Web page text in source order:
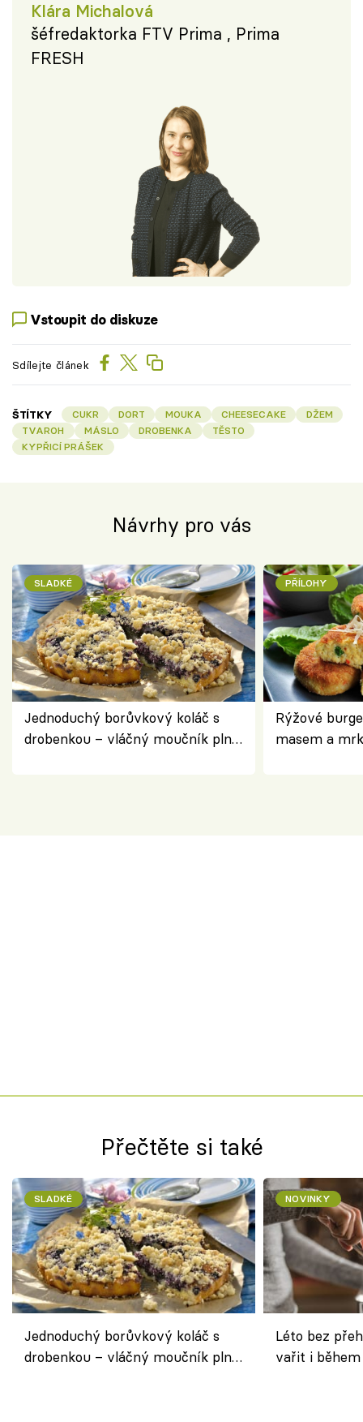
Klára Michalová
šéfredaktorka FTV Prima , Prima
FRESH
Vstoupit do diskuze
Sdílejte článek
ŠTÍTKY CUKR DORT MOUKA CHEESECAKE
DŽEM
TVAROH
MÁSLO DROBENKA
TĚSTO
KYPŘICÍ PRÁŠEK
Návrhy pro vás
SLADKÉ
Jednoduchý borůvkový koláč s
drobenkou – vláčný moučník plný
PŘÍLOHY
Rýžové
masem a
Přečtěte si také
SLADKÉ
Jednoduchý borůvkový koláč s
drobenkou – vláčný moučník plný
NOVINKY
Léto bez
vařit i